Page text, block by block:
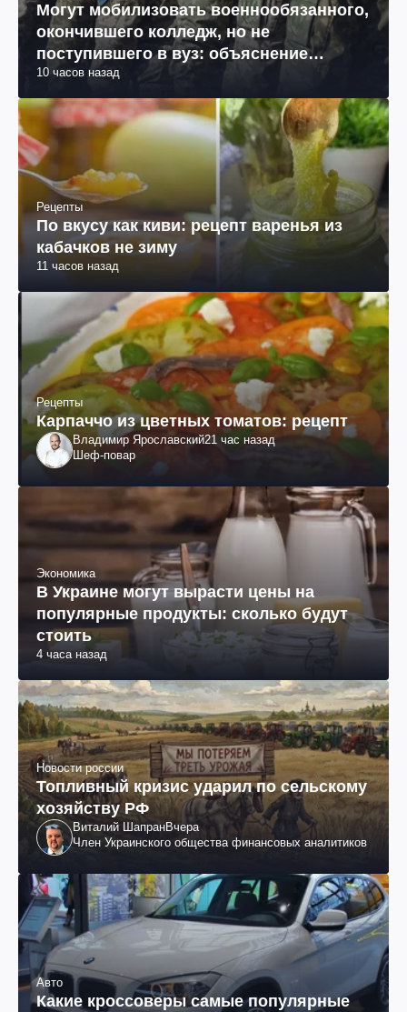
Могут мобилизовать военнообязанного,
окончившего колледж, но не
поступившего в вуз: объяснение
юриста
10 часов назад
Рецепты
По вкусу как киви: рецепт варенья из
кабачков не зиму
11 часов назад
Рецепты
Карпаччо из цветных томатов: рецепт
Владимир Ярославский21 час назад
Шеф-повар
Экономика
В Украине могут вырасти цены на
популярные продукты: сколько будут
стоить
4 часа назад
Новости россии
Топливный кризис ударил по сельскому
хозяйству РФ
Виталий ШапранВчера
Член Украинского общества финансовых аналитиков
Авто
Какие кроссоверы самые популярные